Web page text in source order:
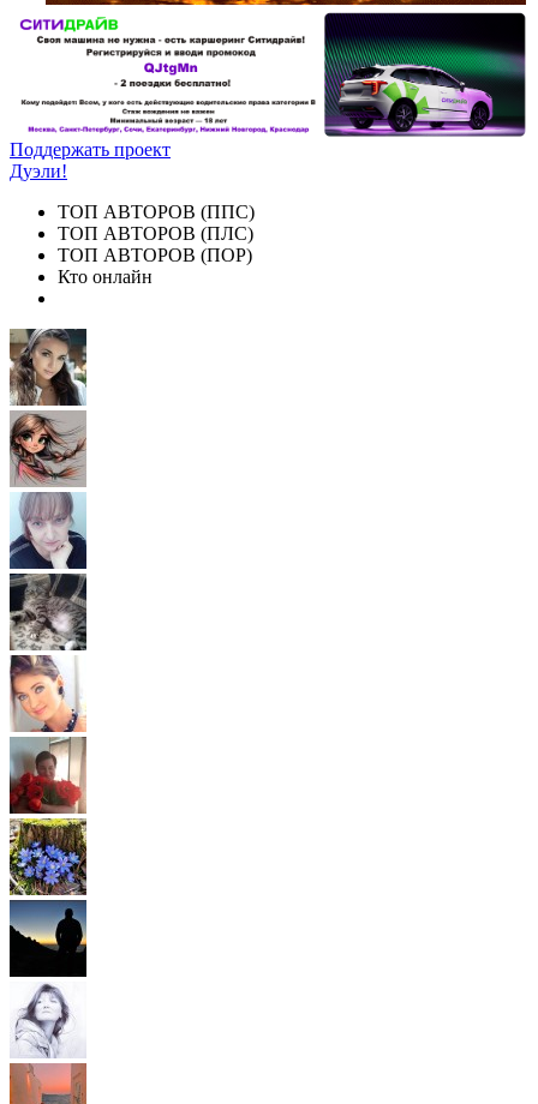
Поддержать проект
Дуэли!
ТОП АВТОРОВ (ППС)
ТОП АВТОРОВ (ПЛС)
ТОП АВТОРОВ (ПОР)
Кто онлайн